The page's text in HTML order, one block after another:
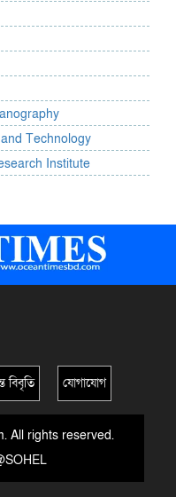
Technology
Institute
বিবৃতি যোগাযোগ
All rights reserved.